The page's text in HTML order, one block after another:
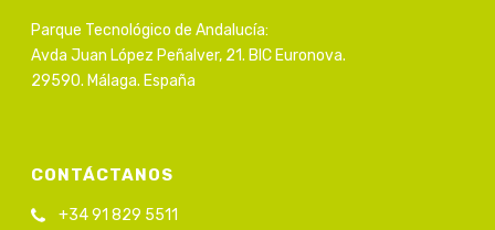
Parque Tecnológico de Andalucía:
Avda Juan López Peñalver, 21. BIC Euronova.
29590. Málaga. España
CONTÁCTANOS
+34 91 829 5511